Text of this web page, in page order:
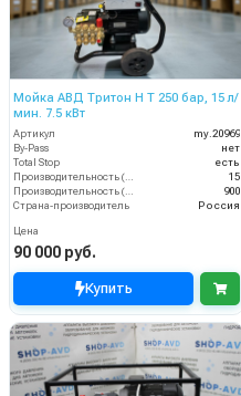
Мойка АВД Тритон H T 250 бар, 15 л/
мин. 7.5 кВт
Артикул
my.20969
By-Pass
нет
Total Stop
есть
15
900
Страна-производитель
Россия
Цена
90 000 руб.
Купить